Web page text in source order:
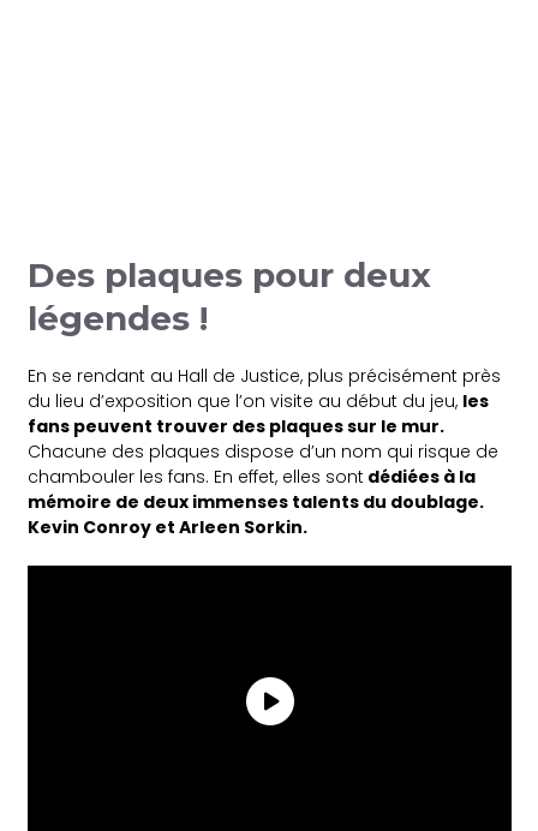
Des plaques pour deux
légendes !
En se rendant au Hall de Justice, plus précisément près
du lieu d’exposition que l’on visite au début du jeu, les
fans peuvent trouver des plaques sur le mur.
Chacune des plaques dispose d’un nom qui risque de
chambouler les fans. En effet, elles sont dédiées à la
mémoire de deux immenses talents du doublage.
Kevin Conroy et Arleen Sorkin.